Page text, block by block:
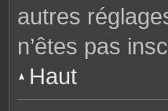
autres
n’êtes pas
Haut